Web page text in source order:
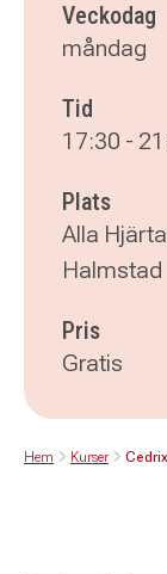
Veckodag
måndag
Tid
17:30 -
Plats
Alla
Halmstad
Pris
Gratis
Hem Kurser Cedrix